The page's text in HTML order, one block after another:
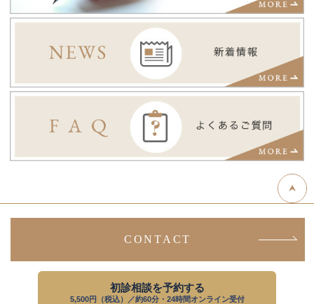
CONTACT
初診相談を予約する
5,500円（税込）／約60分・24時間オンライン受付